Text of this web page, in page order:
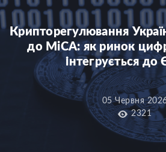
Крипторегулювання
до MiCA: як ринок
інтегрується до
05 Червня
2321